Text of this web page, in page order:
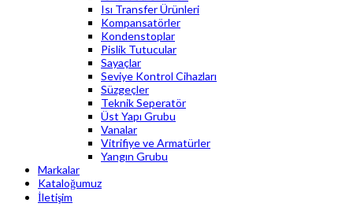
Isı Transfer Ürünleri
Kompansatörler
Kondenstoplar
Pislik Tutucular
Sayaçlar
Seviye Kontrol Cihazları
Süzgeçler
Teknik Seperatör
Üst Yapı Grubu
Vanalar
Vitrifiye ve Armatürler
Yangın Grubu
Markalar
Kataloğumuz
İletişim